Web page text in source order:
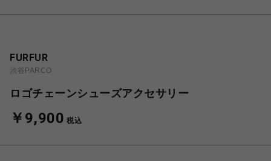
FURFUR
渋谷PARCO
ロゴチェーンシューズアクセサリー
￥9,900 税込